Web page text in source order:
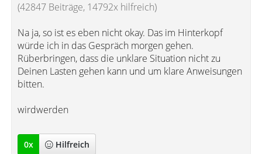
(42847 Beiträge, 14792x hilfreich)
Na ja, so ist es eben nicht okay. Das im Hinterkopf
würde ich in das Gespräch morgen gehen.
Rüberbringen, dass die unklare Situation nicht zu
Deinen Lasten gehen kann und um klare Anweisungen
bitten.
wirdwerden
0x Hilfreich